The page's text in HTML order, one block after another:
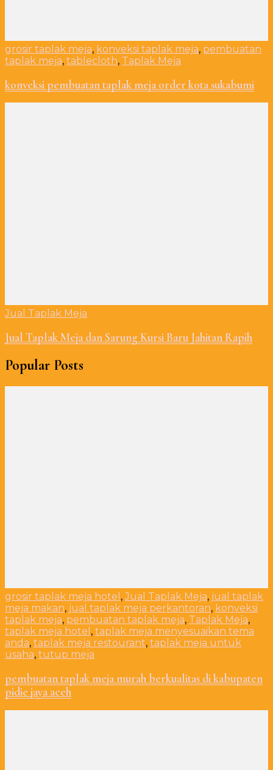
grosir taplak meja, konveksi taplak meja, pembuatan
taplak meja, tablecloth, Taplak Meja
konveksi pembuatan taplak meja order kota sukabumi
Jual Taplak Meja
Jual Taplak Meja dan Sarung Kursi Baru Jahitan Rapih
Popular Posts
grosir taplak meja hotel ,Jual Taplak Meja, jual taplak
meja makan, jual taplak meja perkantoran, konveksi
taplak meja, pembuatan taplak meja, Taplak Meja,
taplak meja hotel , taplak meja menyesuaikan tema
anda, taplak meja restourant, taplak meja untuk
usaha, tutup meja
pembuatan taplak meja murah berkualitas di kabupaten
pidie jaya aceh